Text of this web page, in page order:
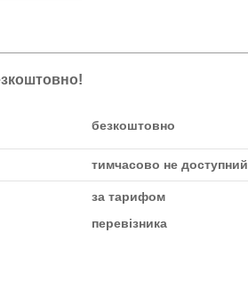
безкоштовно
тимчасово не доступний
за тарифом
перевізника